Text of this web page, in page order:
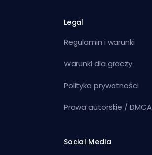
Legal
Regulamin i warunki
Warunki dla graczy
Polityka prywatności
Prawa autorskie / DMCA
Social Media